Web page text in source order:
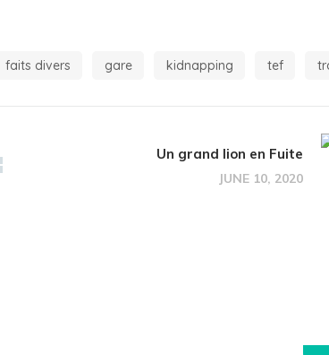
faits divers gare kidnapping tef
Un grand lion en Fuite
JUNE 10, 2020